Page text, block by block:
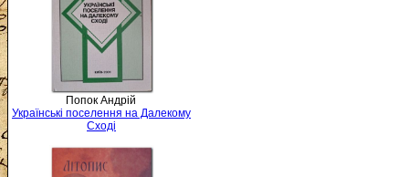
Попок Андрій
Українські поселення на Далекому
Сході